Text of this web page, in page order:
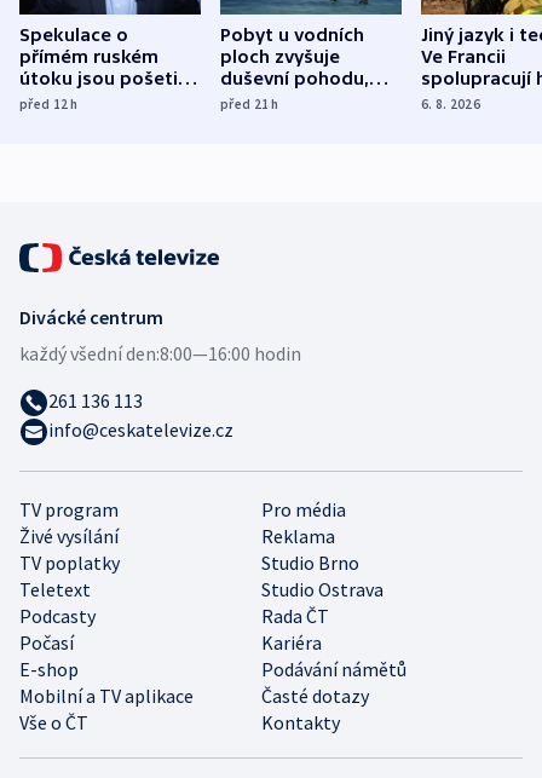
Spekulace o
přímém ruském
útoku jsou pošetilé,
míní estonský
před 12h
Pobyt u vodních
ploch zvyšuje
duševní pohodu,
ukázala
před 21h
Jiný jazyk i
Ve Francii
spolupracují
různých zemí
6. 8. 2026
TV program
Pro média
Živé vysílání
Reklama
TV poplatky
Studio Brno
Teletext
Studio Ostrava
Podcasty
Rada ČT
Počasí
Kariéra
E-shop
Podávání námětů
Mobilní a TV aplikace
Časté dotazy
Vše o ČT
Kontakty
Divácké centrum
každý všední den:8:00—16:00 hodin
261 136 113
info@ceskatelevize.cz